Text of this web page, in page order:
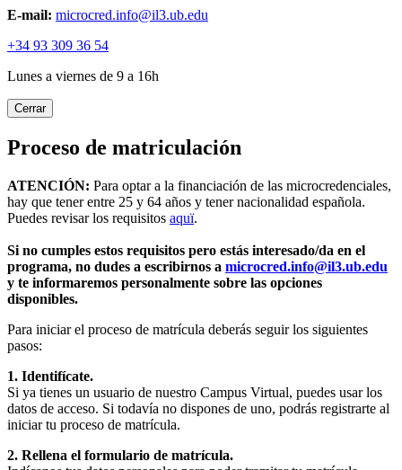
E-mail: microcred.info@il3.ub.edu
+34 93 309 36 54
Lunes a viernes de 9 a 16h
Cerrar
Proceso de matriculación
ATENCIÓN: Para optar a la financiación de las microcredenciales,
hay que tener entre 25 y 64 años y tener nacionalidad española.
Puedes revisar los requisitos aquï.
Si no cumples estos requisitos pero estás interesado/da en el
programa, no dudes a escribirnos a microcred.info@il3.ub.edu
y te informaremos personalmente sobre las opciones
disponibles.
Para iniciar el proceso de matrícula deberás seguir los siguientes
pasos:
1. Identifícate.
Si ya tienes un usuario de nuestro Campus Virtual, puedes usar los
datos de acceso. Si todavía no dispones de uno, podrás registrarte al
iniciar tu proceso de matrícula.
2. Rellena el formulario de matrícula.